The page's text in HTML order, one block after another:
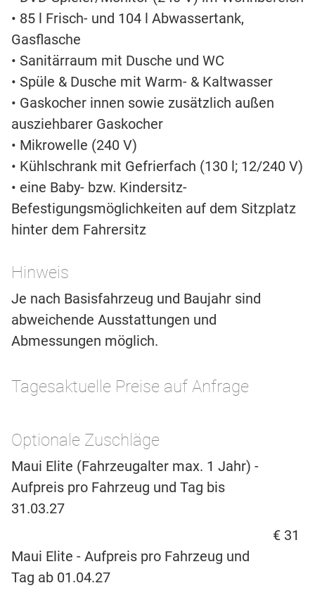
• 85 l Frisch- und 104 l Abwassertank,
Gasflasche
• Sanitärraum mit Dusche und WC
• Spüle & Dusche mit Warm- & Kaltwasser
• Gaskocher innen sowie zusätzlich außen
ausziehbarer Gaskocher
• Mikrowelle (240 V)
• Kühlschrank mit Gefrierfach (130 l; 12/240 V)
• eine Baby- bzw. Kindersitz-
Befestigungsmöglichkeiten auf dem Sitzplatz
hinter dem Fahrersitz
Hinweis
Je nach Basisfahrzeug und Baujahr sind
abweichende Ausstattungen und
Abmessungen möglich.
Tagesaktuelle Preise auf Anfrage
Optionale Zuschläge
Maui Elite (Fahrzeugalter max. 1 Jahr) -
Aufpreis pro Fahrzeug und Tag bis
31.03.27
€ 31
Maui Elite - Aufpreis pro Fahrzeug und
Tag ab 01.04.27